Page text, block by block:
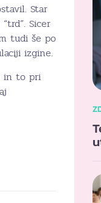
Star
Sicer
tudi še po
izgine.
in to pri